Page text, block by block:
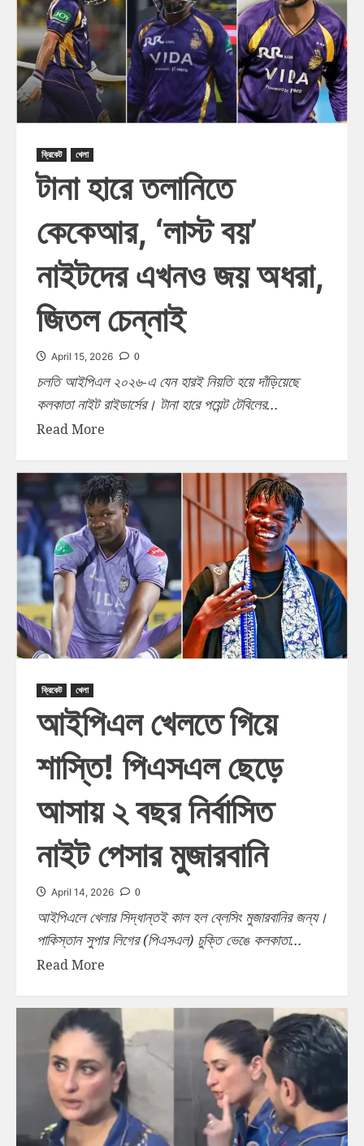
ক্রিকেট খেলা
টানা হারে তলানিতে
কেকেআর, ‘লাস্ট বয়’
নাইটদের এখনও জয় অধরা,
জিতল চেন্নাই
April 15, 2026 0
চলতি আইপিএল ২০২৬-এ যেন হারই নিয়তি হয়ে দাঁড়িয়েছে
কলকাতা নাইট রাইডার্সের। টানা হারে পয়েন্ট টেবিলের...
Read More
ক্রিকেট খেলা
আইপিএল খেলতে গিয়ে
শাস্তি! পিএসএল ছেড়ে
আসায় ২ বছর নির্বাসিত
নাইট পেসার মুজারবানি
April 14, 2026 0
আইপিএলে খেলার সিদ্ধান্তই কাল হল ব্লেসিং মুজারবানির জন্য।
পাকিস্তান সুপার লিগের (পিএসএল) চুক্তি ভেঙে কলকাতা...
Read More